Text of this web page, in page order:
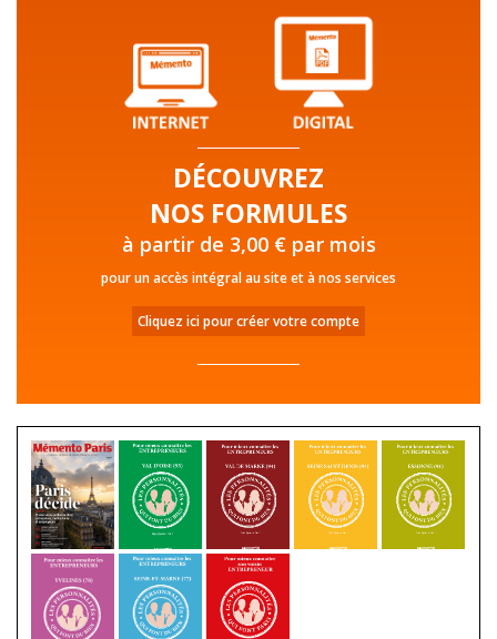
DÉCOUVREZ
NOS FORMULES
à partir de 3,00 € par mois
pour un accès intégral au site et à nos services
Cliquez ici pour créer votre compte